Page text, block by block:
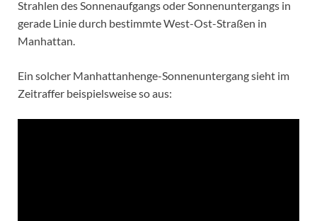
Strahlen des Sonnenaufgangs oder Sonnenuntergangs in
gerade Linie durch bestimmte West-Ost-Straßen in
Manhattan.
Ein solcher Manhattanhenge-Sonnenuntergang sieht im
Zeitraffer beispielsweise so aus: